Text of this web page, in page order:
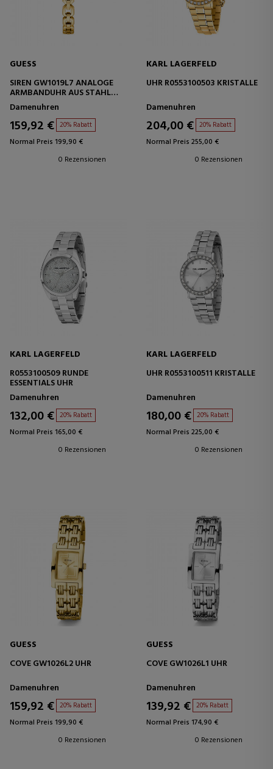
GUESS
SIREN GW1019L7 ANALOGE
ARMBANDUHR AUS STAHL
MIT ARMBAND
Damenuhren
159,92 € 20% Rabatt
Normal Preis 199,90 €
0 Rezensionen
KARL LAGERFELD
UHR R0553100503 KRISTALLE
Damenuhren
204,00 € 20% Rabatt
Normal Preis 255,00 €
0 Rezensionen
KARL LAGERFELD
R0553100509 RUNDE
ESSENTIALS UHR
Damenuhren
132,00 € 20% Rabatt
Normal Preis 165,00 €
0 Rezensionen
KARL LAGERFELD
UHR R0553100511 KRISTALLE
Damenuhren
180,00 € 20% Rabatt
Normal Preis 225,00 €
0 Rezensionen
GUESS
COVE GW1026L2 UHR
Damenuhren
159,92 € 20% Rabatt
Normal Preis 199,90 €
0 Rezensionen
GUESS
COVE GW1026L1 UHR
Damenuhren
139,92 € 20% Rabatt
Normal Preis 174,90 €
0 Rezensionen